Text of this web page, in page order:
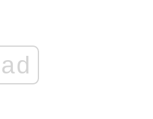
ad